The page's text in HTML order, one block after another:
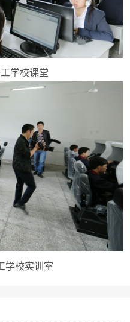
学校课堂
学校实训室